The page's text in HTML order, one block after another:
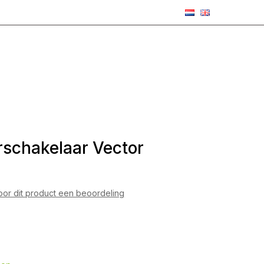
Vector
dit product een beoordeling